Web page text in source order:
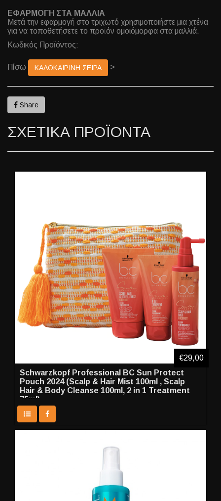
ΕΦΑΡΜΟΓΗ ΣΤΑ ΜΑΛΛΙΑ
Μετά την εφαρμογή στο τριχωτό χρησιμοποιήστε μια χτένα
για να τοποθετήσετε το προϊόν ομοιόμορφα στα μαλλιά.
Κωδικός Προϊόντος:
Πίσω ΚΑΛΟΚΑΙΡΙΝΗ ΣΕΙΡΑ >
Share
ΣΧΕΤΙΚΑ ΠΡΟΪΟΝΤΑ
Schwarzkopf Professional BC Sun Protect
Pouch 2024 (Scalp & Hair Mist 100ml , Scalp
Hair & Body Cleanse 100ml, 2 in 1 Treatment
75ml)
€29,00